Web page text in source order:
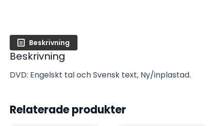
Beskrivning
Beskrivning
DVD: Engelskt tal och Svensk text, Ny/inplastad.
Relaterade produkter